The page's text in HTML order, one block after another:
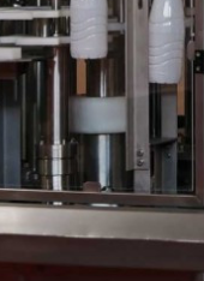
Feuilles
/
Plaques
Tresses
Cordons
Découpe
de
joint
Spirale